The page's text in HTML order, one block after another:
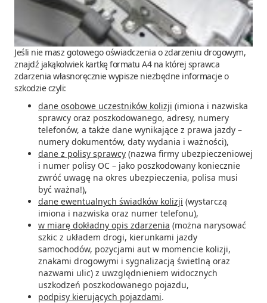
Jeśli nie masz gotowego oświadczenia o zdarzeniu drogowym,
znajdź jakąkolwiek kartkę formatu A4 na której sprawca
zdarzenia własnoręcznie wypisze niezbędne informacje o
szkodzie czyli:
dane osobowe uczestników kolizji (imiona i nazwiska
sprawcy oraz poszkodowanego, adresy, numery
telefonów, a także dane wynikające z prawa jazdy –
numery dokumentów, daty wydania i ważności),
dane z polisy sprawcy (nazwa firmy ubezpieczeniowej
i numer polisy OC – jako poszkodowany koniecznie
zwróć uwagę na okres ubezpieczenia, polisa musi
być ważna!),
dane ewentualnych świadków kolizji (wystarczą
imiona i nazwiska oraz numer telefonu),
w miarę dokładny opis zdarzenia (można narysować
szkic z układem drogi, kierunkami jazdy
samochodów, pozycjami aut w momencie kolizji,
znakami drogowymi i sygnalizacją świetlną oraz
nazwami ulic) z uwzględnieniem widocznych
uszkodzeń poszkodowanego pojazdu,
podpisy kierujących pojazdami.